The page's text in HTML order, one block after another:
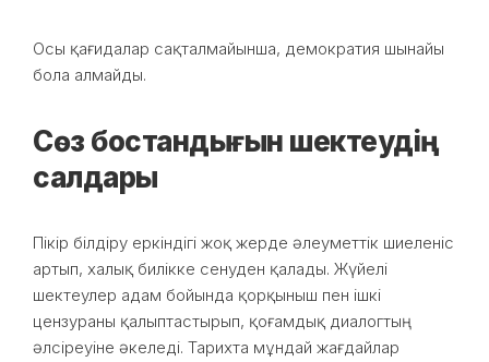
Осы қағидалар сақталмайынша, демократия шынайы
бола алмайды.
Сөз бостандығын шектеудің
салдары
Пікір білдіру еркіндігі жоқ жерде әлеуметтік шиеленіс
артып, халық билікке сенуден қалады. Жүйелі
шектеулер адам бойында қорқыныш пен ішкі
цензураны қалыптастырып, қоғамдық диалогтың
әлсіреуіне әкеледі. Тарихта мұндай жағдайлар